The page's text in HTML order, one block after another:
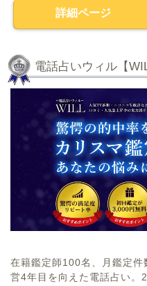
詳細ページ
電話占いウィル【
在籍鑑定師100名、月鑑定
営4年目を向えた電話占い。